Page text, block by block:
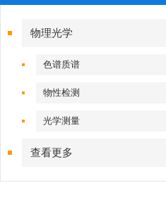
物理光学
色谱质谱
物性检测
光学测量
查看更多